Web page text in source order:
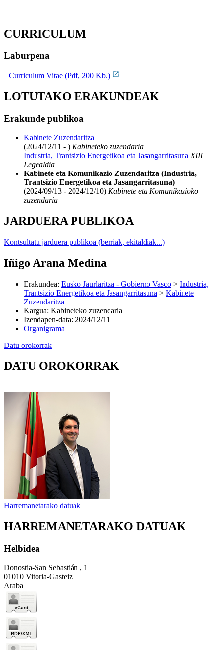
CURRICULUM
Laburpena
Curriculum Vitae (Pdf, 200 Kb.)
LOTUTAKO ERAKUNDEAK
Erakunde publikoa
Kabinete Zuzendaritza
(2024/12/11 - ) Kabineteko zuzendaria
Industria, Trantsizio Energetikoa eta Jasangarritasuna XIII
Legealdia
Kabinete eta Komunikazio Zuzendaritza (Industria,
Trantsizio Energetikoa eta Jasangarritasuna)
(2024/09/13 - 2024/12/10) Kabinete eta Komunikazioko
zuzendaria
JARDUERA PUBLIKOA
Kontsultatu jarduera publikoa (berriak, ekitaldiak...)
Iñigo Arana Medina
Erakundea: Eusko Jaurlaritza - Gobierno Vasco > Industria,
Trantsizio Energetikoa eta Jasangarritasuna > Kabinete
Zuzendaritza
Kargua: Kabineteko zuzendaria
Izendapen-data: 2024/12/11
Organigrama
Datu orokorrak
DATU OROKORRAK
Harremanetarako datuak
HARREMANETARAKO DATUAK
Helbidea
Donostia-San Sebastián , 1
01010 Vitoria-Gasteiz
Araba